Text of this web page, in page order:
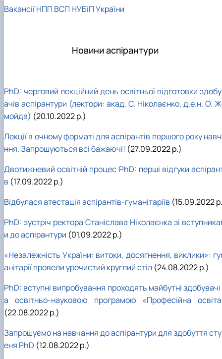
Вакансії НПП ВСП НУБіП України
Новини аспірантури
PhD: черговий лекційний день освітньої підготовки
ачів аспірантури (лектори: акад. С. Ніколаєнко, д.е.н. О.
мойда) (20.10.2022 р.)
Лекції в очному форматі для аспірантів першого року
ння. Запрошуються всі бажаючі! (27.09.2022 р.)
Двотижневий освітній процес PhD: перші відгуки
в (17.09.2022 р.)
Відбулася атестація аспірантів-гуманітаріїв (15.09.2022
PhD: зустріч ректора Станіслава Ніколаєнка зі
и до аспірантури (01.09.2022 р.)
«Незалежність України: витоки, досягнення, виклики»:
анітарії провели урочистий круглий стіл (24.08.2022 р.)
PhD: вступні випробування проходять майбутні здобувачі
а освітньо-науковою програмою «Професійна
(22.08.2022 р.)
Запрошуємо на навчання до аспірантури для здобуття
еня PhD (12.08.2022 р.)